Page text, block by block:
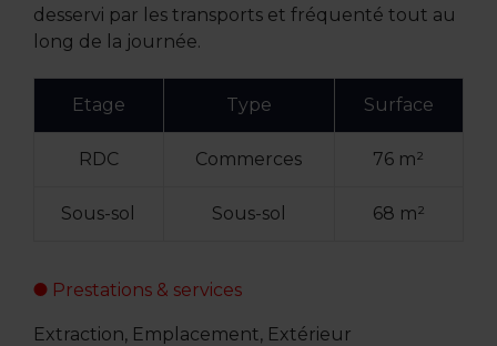
desservi par les transports et fréquenté tout au
long de la journée.
Etage Type Surface
RDC Commerces 76 m²
Sous-sol Sous-sol 68 m²
Prestations & services
Extraction, Emplacement, Extérieur